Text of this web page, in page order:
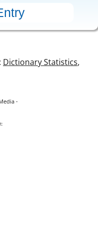
Dictionary Statistics,
-